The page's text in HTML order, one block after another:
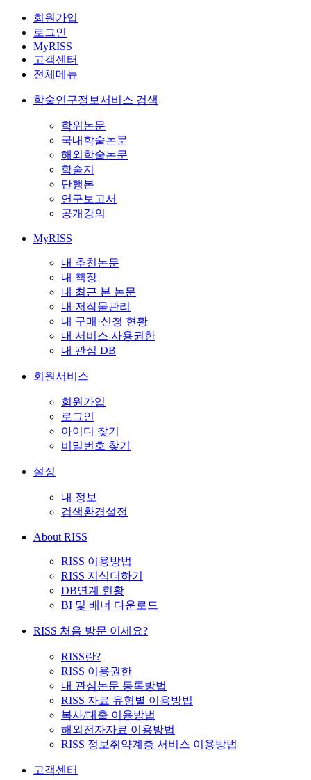
회원가입
로그인
MyRISS
고객센터
전체메뉴
학술연구정보서비스 검색
학위논문
국내학술논문
해외학술논문
학술지
단행본
연구보고서
공개강의
MyRISS
내 추천논문
내 책장
내 최근 본 논문
내 저작물관리
내 구매·신청 현황
내 서비스 사용권한
내 관심 DB
회원서비스
회원가입
로그인
아이디 찾기
비밀번호 찾기
설정
내 정보
검색환경설정
About RISS
RISS 이용방법
RISS 지식더하기
DB연계 현황
BI 및 배너 다운로드
RISS 처음 방문 이세요?
RISS란?
RISS 이용권한
내 관심논문 등록방법
RISS 자료 유형별 이용방법
복사/대출 이용방법
해외전자자료 이용방법
RISS 정보취약계층 서비스 이용방법
고객센터